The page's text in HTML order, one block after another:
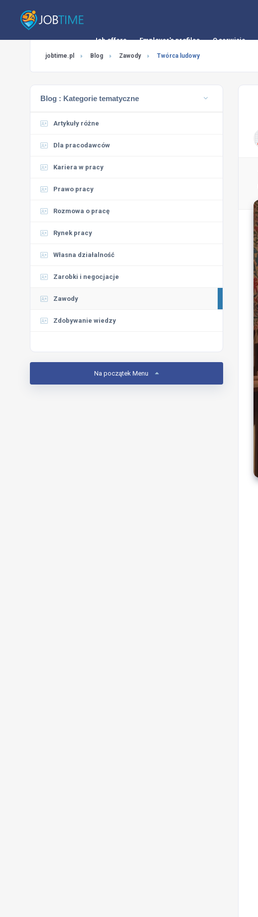
Job offers Employer's profiles O serwisie
jobtime.pl Blog Zawody Twórca ludowy
Blog : Kategorie tematyczne
Artykuły różne
Dla pracodawców
Kariera w pracy
Prawo pracy
Rozmowa o pracę
Rynek pracy
Własna działalność
Zarobki i negocjacje
Zawody
Zdobywanie wiedzy
Na początek Menu